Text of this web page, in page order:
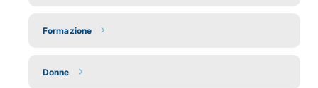
Formazione
Donne